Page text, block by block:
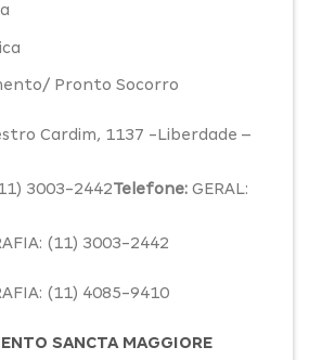
Pronto Socorro
Cardim, 1137 -Liberdade –
3003-2442Telefone: GERAL:
(11) 3003-2442
(11) 4085-9410
SANCTA MAGGIORE